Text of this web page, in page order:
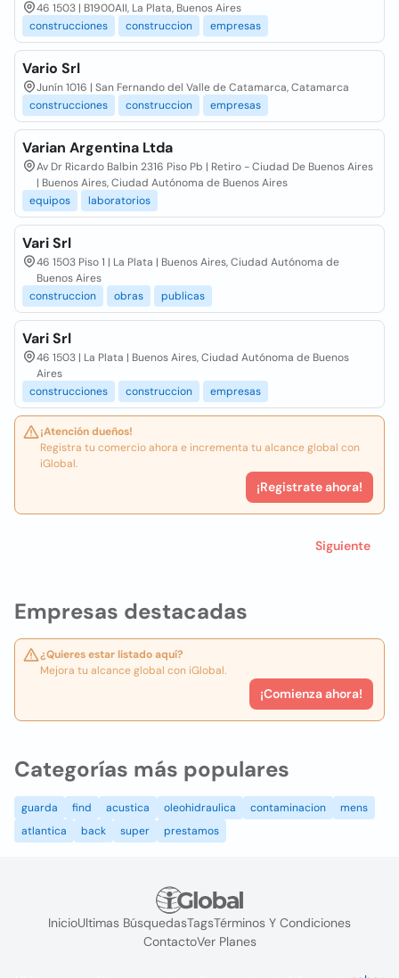
Empresas destacadas
¿Quieres estar listado aquí?
Mejora tu alcance global con iGlobal.
¡Comienza ahora!
46 1503 | B1900AII, La Plata, Buenos Aires
construcciones
construccion empresas
Vario Srl
Junín 1016 | San Fernando del Valle de Catamarca, Catamarca
construcciones
construccion empresas
Varian Argentina Ltda
Av Dr Ricardo Balbin 2316 Piso Pb | Retiro - Ciudad De Buenos Aires
| Buenos Aires, Ciudad Autónoma de Buenos Aires
equipos
laboratorios
Vari Srl
46 1503 Piso 1 | La Plata | Buenos Aires, Ciudad Autónoma de
Buenos Aires
construccion
obras publicas
Vari Srl
46 1503 | La Plata | Buenos Aires, Ciudad Autónoma de Buenos
Aires
construcciones
construccion empresas
¡Atención dueños!
Registra tu comercio ahora e incrementa tu alcance global con
iGlobal.
¡Registrate ahora!
Siguiente
Categorías más populares
guarda find acustica oleohidraulica contaminacion
mens
atlantica
back super prestamos
InicioUltimas BúsquedasTagsTérminos Y Condiciones
ContactoVer Planes